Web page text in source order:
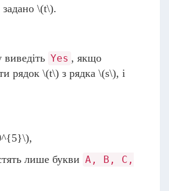
\(t\).
Yes , якщо
рядок \(t\) з рядка \(s\), і
,
лише букви A, B, C,